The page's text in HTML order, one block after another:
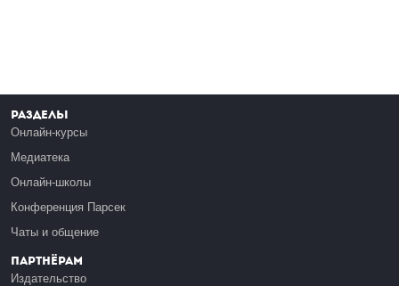
Разделы
Онлайн-курсы
Медиатека
Онлайн-школы
Конференция Парсек
Чаты и общение
Партнёрам
Издательство